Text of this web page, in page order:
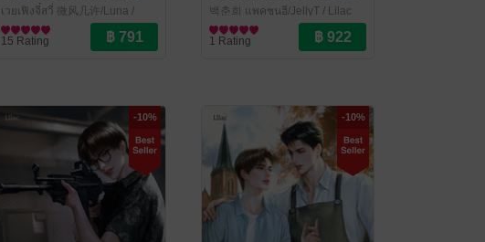
นาย เล่ม 1-3 (จบ)
เวยเฟิงจี๋สวี่ 微风几许/Luna /
Lilac Novel
นิยายวาย Boy Love / Yaoi
15 Rating
(จบ)
백춘희 แพคชุนฮี/JellyT / Lilac
Novel
นิยายวาย Boy Love / Yaoi
1 Rating
-10% -10%